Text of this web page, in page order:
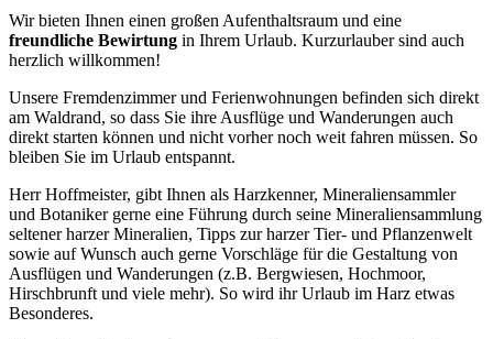
Wir bieten Ihnen einen großen Aufenthaltsraum und eine
freundliche Bewirtung in Ihrem Urlaub. Kurzurlauber sind auch
herzlich willkommen!
Unsere Fremdenzimmer und Ferienwohnungen befinden sich direkt
am Waldrand, so dass Sie ihre Ausflüge und Wanderungen auch
direkt starten können und nicht vorher noch weit fahren müssen. So
bleiben Sie im Urlaub entspannt.
Herr Hoffmeister, gibt Ihnen als Harzkenner, Mineraliensammler
und Botaniker gerne eine Führung durch seine Mineraliensammlung
seltener harzer Mineralien, Tipps zur harzer Tier- und Pflanzenwelt
sowie auf Wunsch auch gerne Vorschläge für die Gestaltung von
Ausflügen und Wanderungen (z.B. Bergwiesen, Hochmoor,
Hirschbrunft und viele mehr). So wird ihr Urlaub im Harz etwas
Besonderes.